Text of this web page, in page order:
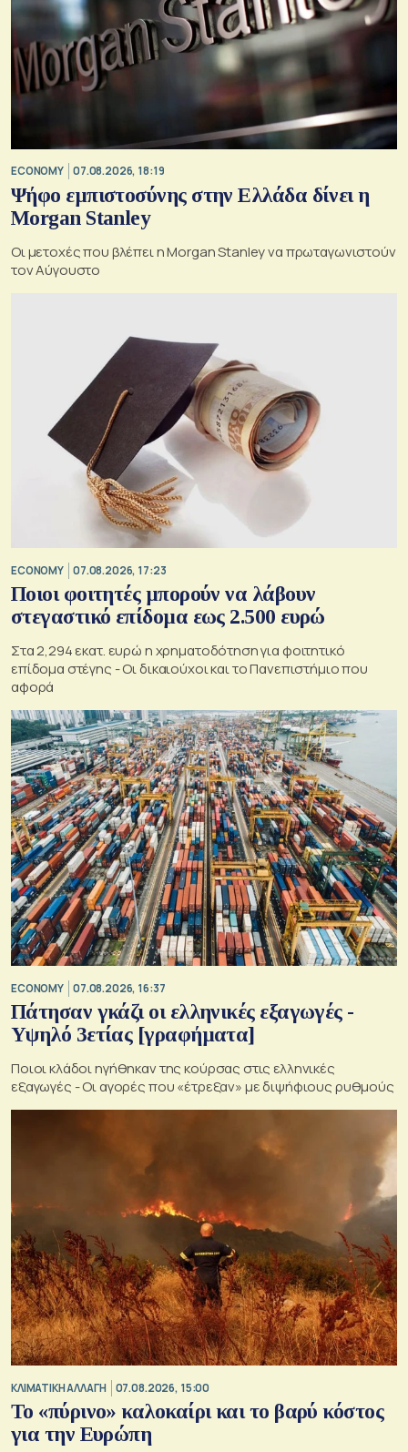
ECONOMY 07.08.2026, 18:19
Ψήφο εμπιστοσύνης στην Ελλάδα δίνει η
Morgan Stanley
Οι μετοχές που βλέπει η Morgan Stanley να πρωταγωνιστούν
τον Αύγουστο
ECONOMY 07.08.2026, 17:23
Ποιοι φοιτητές μπορούν να λάβουν
στεγαστικό επίδομα εως 2.500 ευρώ
Στα 2,294 εκατ. ευρώ η χρηματοδότηση για φοιτητικό
επίδομα στέγης - Οι δικαιούχοι και το Πανεπιστήμιο που
αφορά
ECONOMY 07.08.2026, 16:37
Πάτησαν γκάζι οι ελληνικές εξαγωγές -
Υψηλό 3ετίας [γραφήματα]
Ποιοι κλάδοι ηγήθηκαν της κούρσας στις ελληνικές
εξαγωγές - Οι αγορές που «έτρεξαν» με διψήφιους ρυθμούς
ΚΛΙΜΑΤΙΚΗ ΑΛΛΑΓΗ 07.08.2026, 15:00
Το «πύρινο» καλοκαίρι και το βαρύ κόστος
για την Ευρώπη